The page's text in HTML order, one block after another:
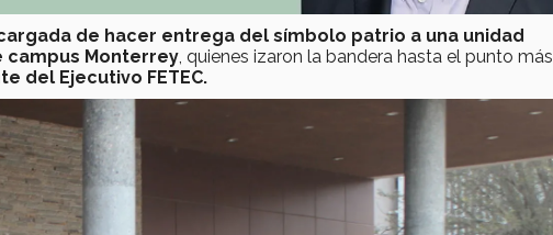
de hacer entrega del símbolo patrio a una unidad
Monterrey, quienes izaron la bandera hasta el punto más
del Ejecutivo FETEC.